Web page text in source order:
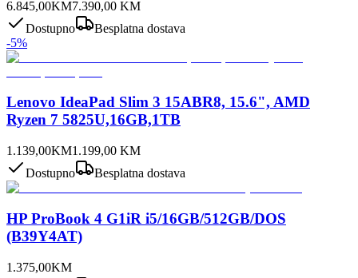
6.845,00KM7.390,00 KM
Dostupno
Besplatna dostava
-5%
Lenovo IdeaPad Slim 3 15ABR8, 15.6", AMD
Ryzen 7 5825U,16GB,1TB
1.139,00KM1.199,00 KM
Dostupno
Besplatna dostava
HP ProBook 4 G1iR i5/16GB/512GB/DOS
(B39Y4AT)
1.375,00KM